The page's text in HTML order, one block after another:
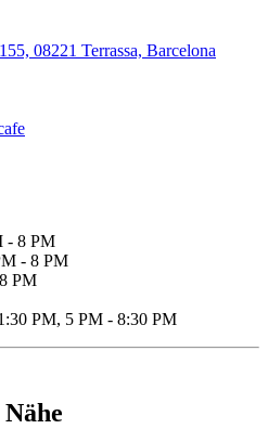
08221 Terrassa, Barcelona
- 8 PM
- 8 PM
PM
PM, 5 PM - 8:30 PM